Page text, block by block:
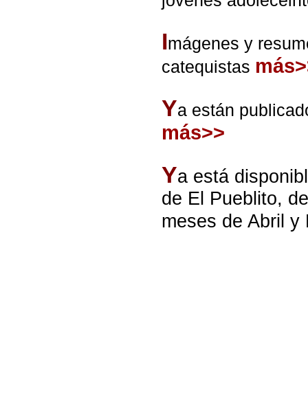
Imágenes y
catequistas
Ya están
más>>
Ya está
de El Pueblito,
meses de Abril y